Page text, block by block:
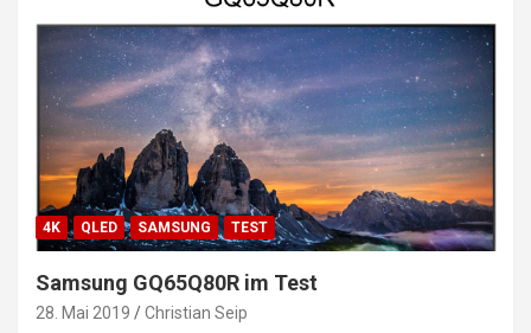
4K QLED SAMSUNG TEST
Samsung GQ65Q80R im Test
28. Mai 2019 Christian Seip